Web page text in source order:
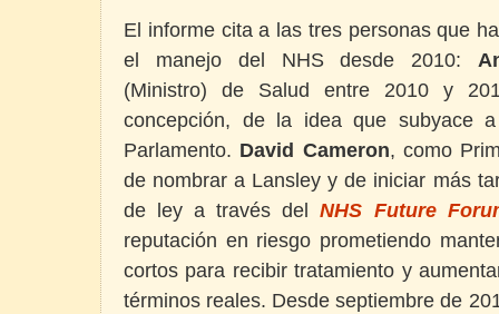
El informe cita a las tres personas que
el manejo del NHS desde 2010:
(Ministro) de Salud entre 2010 y
concepción, de la idea que subyace
Parlamento. David Cameron, como
de nombrar a Lansley y de iniciar más
de ley a través delNHS Future
reputación en riesgo prometiendo
cortos para recibir tratamiento y
términos reales. Desde septiembre de